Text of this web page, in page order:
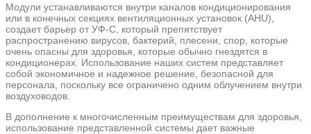
Модули устанавливаются внутри каналов кондиционирования
или в конечных секциях вентиляционных установок (AHU),
создает барьер от УФ-С, который препятствует
распространению вирусов, бактерий, плесени, спор, которые
очень опасны для здоровья, которые обычно гнездятся в
кондиционерах. Использование наших систем представляет
собой экономичное и надежное решение, безопасной для
персонала, поскольку все ограничено одним облучением внутри
воздуховодов.
В дополнение к многочисленным преимуществам для здоровья,
использование представленной системы дает важные